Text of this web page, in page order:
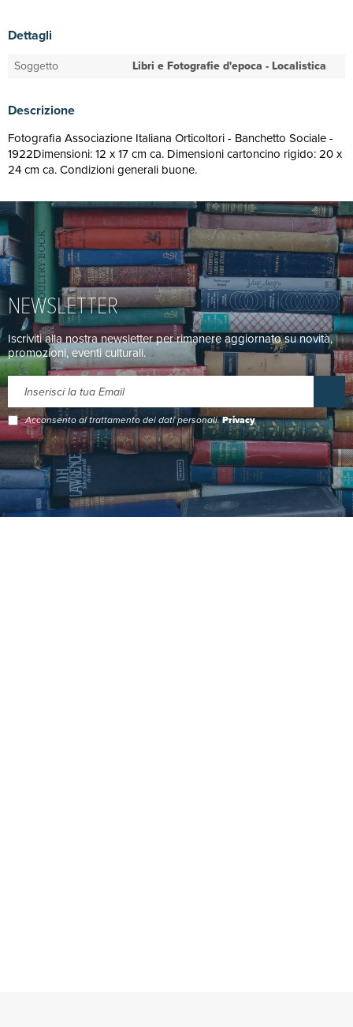
Dettagli
Soggetto Libri e Fotografie d'epoca - Localistica
Descrizione
Fotografia Associazione Italiana Orticoltori - Banchetto Sociale -
1922Dimensioni: 12 x 17 cm ca. Dimensioni cartoncino rigido: 20 x
24 cm ca. Condizioni generali buone.
NEWSLETTER
Iscriviti alla nostra newsletter per rimanere aggiornato su novità,
promozioni, eventi culturali.
Acconsento al trattamento dei dati personali.Privacy